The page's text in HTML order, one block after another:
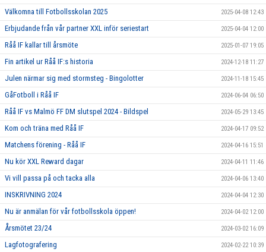
Välkomna till Fotbollsskolan 2025 2025-04-08 12:43
Erbjudande från vår partner XXL inför seriestart 2025-04-04 12:00
Råå IF kallar till årsmöte 2025-01-07 19:05
Fin artikel ur Råå IF:s historia 2024-12-18 11:27
Julen närmar sig med stormsteg - Bingolotter 2024-11-18 15:45
GåFotboll i Råå IF 2024-06-04 06:50
Råå IF vs Malmö FF DM slutspel 2024 - Bildspel 2024-05-29 13:45
Kom och träna med Råå IF 2024-04-17 09:52
Matchens förening - Råå IF 2024-04-16 15:51
Nu kör XXL Reward dagar 2024-04-11 11:46
Vi vill passa på och tacka alla 2024-04-06 13:40
INSKRIVNING 2024 2024-04-04 12:30
Nu är anmälan för vår fotbollsskola öppen! 2024-04-02 12:00
Årsmötet 23/24 2024-03-02 16:09
Lagfotografering 2024-02-22 10:39